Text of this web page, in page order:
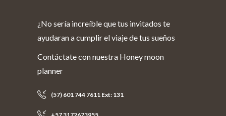
¿No sería increíble que tus invitados te
ayudaran a cumplir el viaje de tus sueños
Contáctate con nuestra Honey moon
planner
(57) 601 744 7611 Ext: 131